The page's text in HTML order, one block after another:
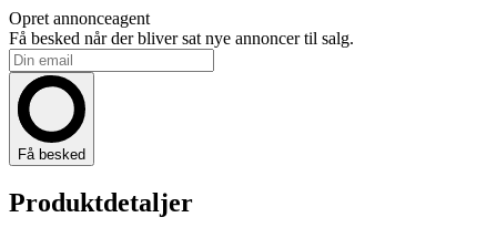
Opret annonceagent
Få besked når der bliver sat nye annoncer til salg.
Få besked
Produktdetaljer